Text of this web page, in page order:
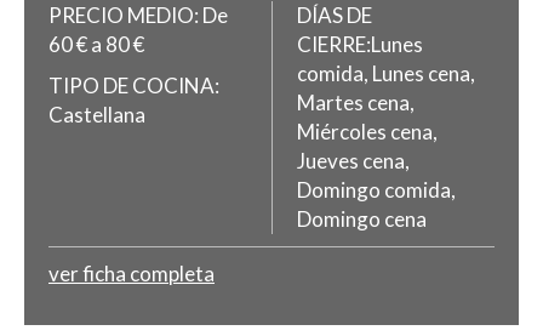
PRECIO MEDIO: De
60 € a 80 €
TIPO DE COCINA:
Castellana
DÍAS DE
CIERRE:Lunes
comida, Lunes cena,
Martes cena,
Miércoles cena,
Jueves cena,
Domingo comida,
Domingo cena
ver ficha completa